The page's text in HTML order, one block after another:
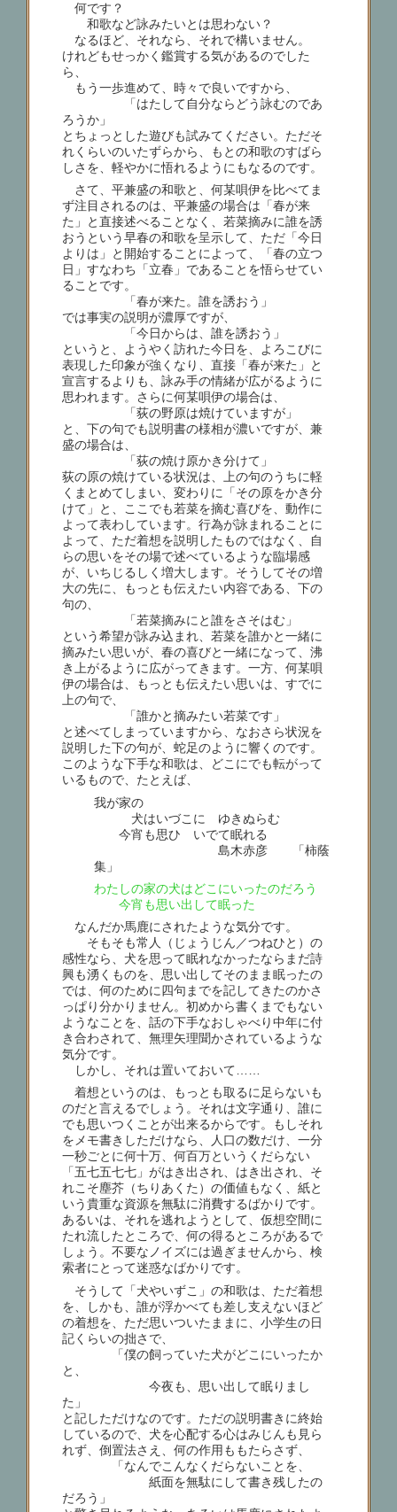
何です？
和歌など詠みたいとは思わない？
なるほど、それなら、それで構いません。
けれどもせっかく鑑賞する気があるのでした
ら、
もう一歩進めて、時々で良いですから、
「はたして自分ならどう詠むのであ
ろうか」
とちょっとした遊びも試みてください。ただそ
れくらいのいたずらから、もとの和歌のすばら
しさを、軽やかに悟れるようにもなるのです。
さて、平兼盛の和歌と、何某唄伊を比べてま
ず注目されるのは、平兼盛の場合は「春が来
た」と直接述べることなく、若菜摘みに誰を誘
おうという早春の和歌を呈示して、ただ「今日
よりは」と開始することによって、「春の立つ
日」すなわち「立春」であることを悟らせてい
ることです。
「春が来た。誰を誘おう」
では事実の説明が濃厚ですが、
「今日からは、誰を誘おう」
というと、ようやく訪れた今日を、よろこびに
表現した印象が強くなり、直接「春が来た」と
宣言するよりも、詠み手の情緒が広がるように
思われます。さらに何某唄伊の場合は、
「荻の野原は焼けていますが」
と、下の句でも説明書の様相が濃いですが、兼
盛の場合は、
「荻の焼け原かき分けて」
荻の原の焼けている状況は、上の句のうちに軽
くまとめてしまい、変わりに「その原をかき分
けて」と、ここでも若菜を摘む喜びを、動作に
よって表わしています。行為が詠まれることに
よって、ただ着想を説明したものではなく、自
らの思いをその場で述べているような臨場感
が、いちじるしく増大します。そうしてその増
大の先に、もっとも伝えたい内容である、下の
句の、
「若菜摘みにと誰をさそはむ」
という希望が詠み込まれ、若菜を誰かと一緒に
摘みたい思いが、春の喜びと一緒になって、沸
き上がるように広がってきます。一方、何某唄
伊の場合は、もっとも伝えたい思いは、すでに
上の句で、
「誰かと摘みたい若菜です」
と述べてしまっていますから、なおさら状況を
説明した下の句が、蛇足のように響くのです。
このような下手な和歌は、どこにでも転がって
いるもので、たとえば、
我が家の
犬はいづこに ゆきぬらむ
今宵も思ひ いでて眠れる
島木赤彦 「柿蔭
集」
わたしの家の犬はどこにいったのだろう
今宵も思い出して眠った
なんだか馬鹿にされたような気分です。
そもそも常人（じょうじん／つねひと）の
感性なら、犬を思って眠れなかったならまだ詩
興も湧くものを、思い出してそのまま眠ったの
では、何のために四句までを記してきたのかさ
っぱり分かりません。初めから書くまでもない
ようなことを、話の下手なおしゃべり中年に付
き合わされて、無理矢理聞かされているような
気分です。
しかし、それは置いておいて……
着想というのは、もっとも取るに足らないも
のだと言えるでしょう。それは文字通り、誰に
でも思いつくことが出来るからです。もしそれ
をメモ書きしただけなら、人口の数だけ、一分
一秒ごとに何十万、何百万というくだらない
「五七五七七」がはき出され、はき出され、そ
れこそ塵芥（ちりあくた）の価値もなく、紙と
いう貴重な資源を無駄に消費するばかりです。
あるいは、それを逃れようとして、仮想空間に
たれ流したところで、何の得るところがあるで
しょう。不要なノイズには過ぎませんから、検
索者にとって迷惑なばかりです。
そうして「犬やいずこ」の和歌は、ただ着想
を、しかも、誰が浮かべても差し支えないほど
の着想を、ただ思いついたままに、小学生の日
記くらいの拙さで、
「僕の飼っていた犬がどこにいったか
と、
今夜も、思い出して眠りまし
た」
と記しただけなのです。ただの説明書きに終始
しているので、犬を心配する心はみじんも見ら
れず、倒置法さえ、何の作用ももたらさず、
「なんでこんなくだらないことを、
紙面を無駄にして書き残したの
だろう」